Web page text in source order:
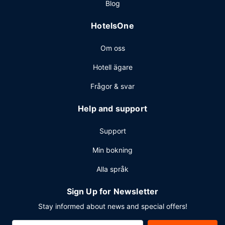
Blog
HotelsOne
Om oss
Hotell ägare
Frågor & svar
Help and support
Support
Min bokning
Alla språk
Sign Up for Newsletter
Stay informed about news and special offers!